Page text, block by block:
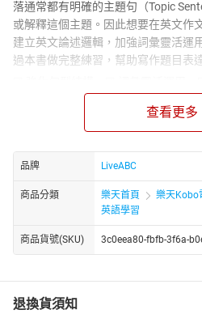
落通常都有明確的主題句（Topic
或解釋這個主題。因此想要在英文作
建立英文論述邏輯，加強詞彙靈活運
過本書做完整練習，幫助寫作題目表
☑ 增強寫作基礎 ☑ 強化論點發展 ☑
從句子→段落→短文，全面強化英文表
本書精選自《ALL+互動英語》雜誌
和「主題式寫作」，希望幫助讀者掌
力，讓英文表達更加自然流暢。
▲ 掌握句子的主詞、動詞，了解英文
▲ 提供翻譯訣竅，幫助你寫出正確、
文。每個主題包含2句中文句子，讀
查看更多
品牌 LiveABC
商品分類 樂天首頁 樂天Kobo
英語學習
商品貨號(SKU) 3c0eea80-fbfb-3f6a-
退換貨須知